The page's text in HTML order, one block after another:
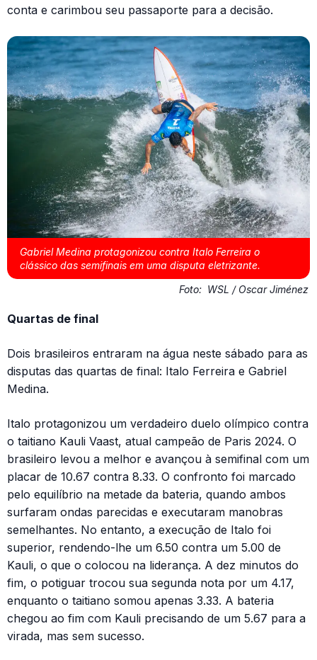
conta e carimbou seu passaporte para a decisão.
Gabriel Medina protagonizou contra Italo Ferreira o
clássico das semifinais em uma disputa eletrizante.
Foto: WSL / Oscar Jiménez
Quartas de final
Dois brasileiros entraram na água neste sábado para as
disputas das quartas de final: Italo Ferreira e Gabriel
Medina.
Italo protagonizou um verdadeiro duelo olímpico contra
o taitiano Kauli Vaast, atual campeão de Paris 2024. O
brasileiro levou a melhor e avançou à semifinal com um
placar de 10.67 contra 8.33. O confronto foi marcado
pelo equilíbrio na metade da bateria, quando ambos
surfaram ondas parecidas e executaram manobras
semelhantes. No entanto, a execução de Italo foi
superior, rendendo-lhe um 6.50 contra um 5.00 de
Kauli, o que o colocou na liderança. A dez minutos do
fim, o potiguar trocou sua segunda nota por um 4.17,
enquanto o taitiano somou apenas 3.33. A bateria
chegou ao fim com Kauli precisando de um 5.67 para a
virada, mas sem sucesso.